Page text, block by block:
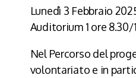
Lunedì 3 Febbraio
Auditorium 1 ore 8.30/
Nel Percorso del
volontariato e in